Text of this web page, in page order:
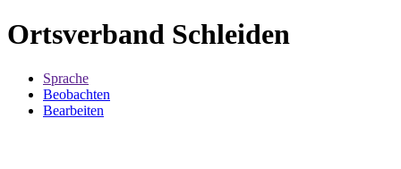
Ortsverband Schleiden
Sprache
Beobachten
Bearbeiten